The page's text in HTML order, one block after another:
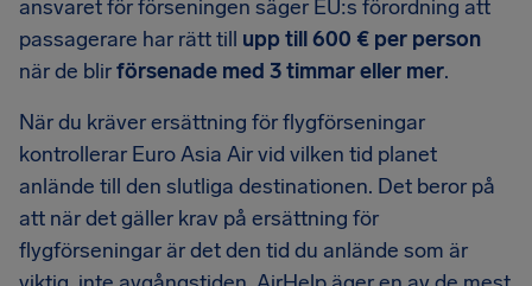
ansvaret för förseningen säger EU:s förordning att
passagerare har rätt till upp till 600 € per person
när de blirförsenade med 3 timmar eller mer.
När du kräver ersättning för flygförseningar
kontrollerar Euro Asia Air vid vilken tid planet
anlände till den slutliga destinationen. Det beror på
att när det gäller krav på ersättning för
flygförseningar är det den tid du anlände som är